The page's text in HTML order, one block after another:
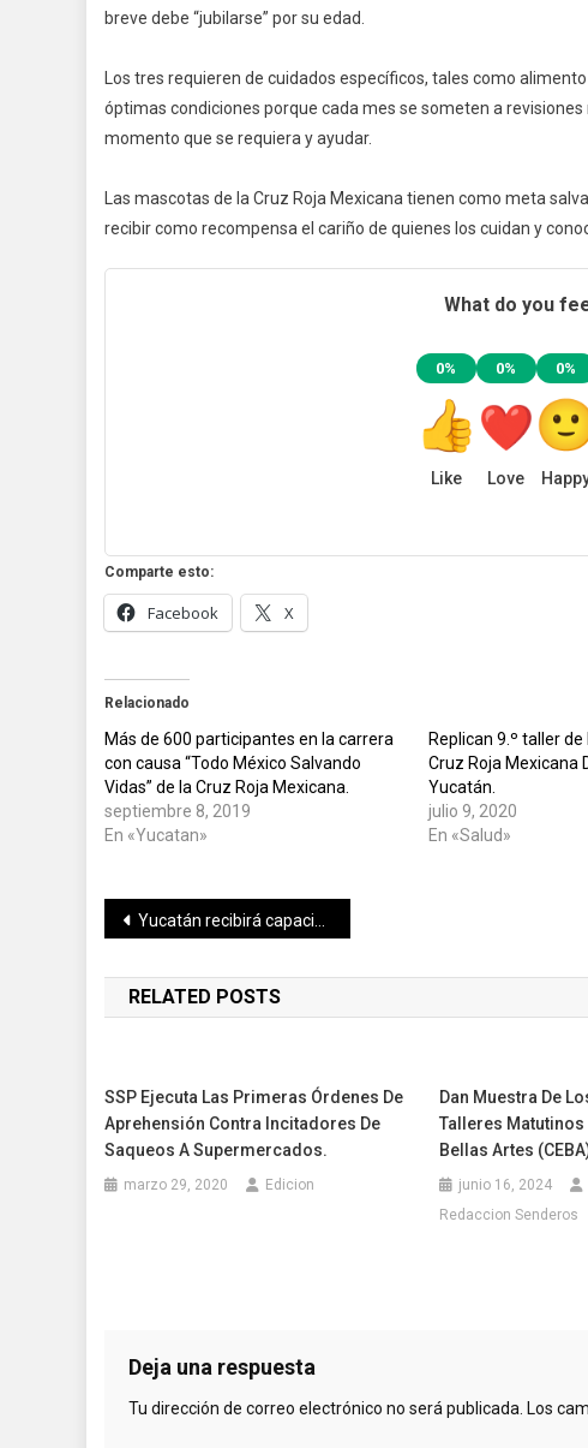
breve debe “jubilarse” por su edad.
Los tres requieren de cuidados específicos, tales como
óptimas condiciones porque cada mes se someten a
momento que se requiera y ayudar.
Las mascotas de la Cruz Roja Mexicana tienen como meta
recibir como recompensa el cariño de quienes los cuidan y
What do you
0%
Like
0%
Love
0%
Comparte esto:
Facebook X
Relacionado
Más de 600 participantes en la carrera
con causa “Todo México Salvando
Vidas” de la Cruz Roja Mexicana.
septiembre 8, 2019
En «Yucatan»
Replican 9.º taller
Cruz Roja Mexicana
Yucatán.
julio 9, 2020
En «Salud»
Navegación
de
entradas
Yucatán recibirá capacitaciones gratuitas de Probeis México
RELATED POSTS
SSP Ejecuta Las Primeras Órdenes De
Aprehensión Contra Incitadores De
Saqueos A Supermercados.
marzo 29, 2020 Edicion
Dan Muestra De
Talleres Matutinos
Bellas Artes
junio 16, 2024
Redaccion Senderos
Deja una respuesta
Tu dirección de correo electrónico no será publicada. Los